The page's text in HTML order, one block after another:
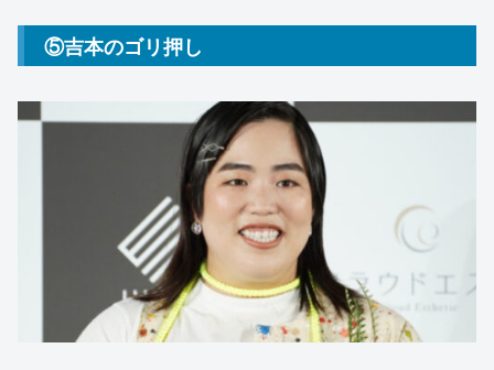
⑤吉本のゴリ押し